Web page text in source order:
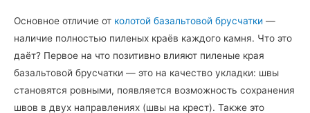
Основное отличие от колотой базальтовой брусчатки —
наличие полностью пиленых краёв каждого камня. Что это
даёт? Первое на что позитивно влияют пиленые края
базальтовой брусчатки — это на качество укладки: швы
становятся ровными, появляется возможность сохранения
швов в двух направлениях (швы на крест). Также это